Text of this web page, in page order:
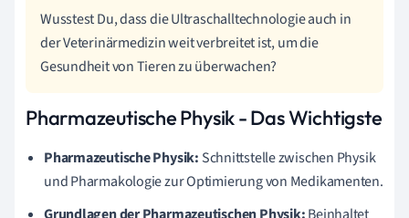
Wusstest Du, dass die Ultraschalltechnologie auch in
der Veterinärmedizin weit verbreitet ist, um die
Gesundheit von Tieren zu überwachen?
Pharmazeutische Physik - Das Wichtigste
Pharmazeutische Physik: Schnittstelle zwischen Physik
und Pharmakologie zur Optimierung von Medikamenten.
Grundlagen der Pharmazeutischen Physik:Beinhaltet